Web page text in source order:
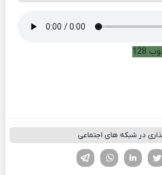
در شبکه های اجتماعی
لینکدین تویتر
فیسوک